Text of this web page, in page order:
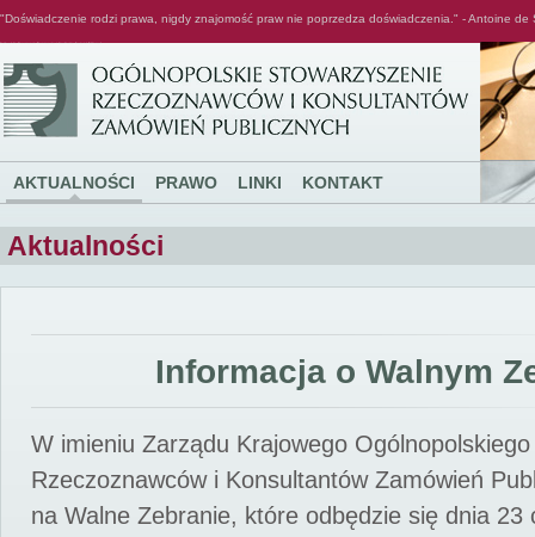
"Doświadczenie rodzi prawa, nigdy znajomość praw nie poprzedza doświadczenia." - Antoine de
AKTUALNOŚCI PRAWO LINKI KONTAKT
Aktualności
Informacja o Walnym
W imieniu Zarządu Krajowego
Rzeczoznawców i Konsultantów Zamówień
na Walne Zebranie, które odbędzie się dnia 23